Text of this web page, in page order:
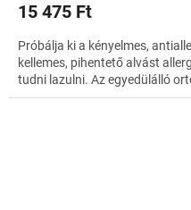
15 475 Ft
Próbálja ki a kényelmes,
kellemes, pihentető alvást
tudni lazulni. Az egyedülálló